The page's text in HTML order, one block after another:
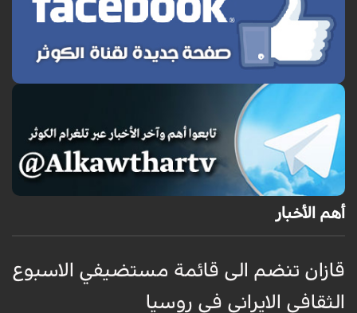
أهم الأخبار
قازان تنضم الى قائمة مستضيفي الاسبوع
الثقافي الايراني في روسيا